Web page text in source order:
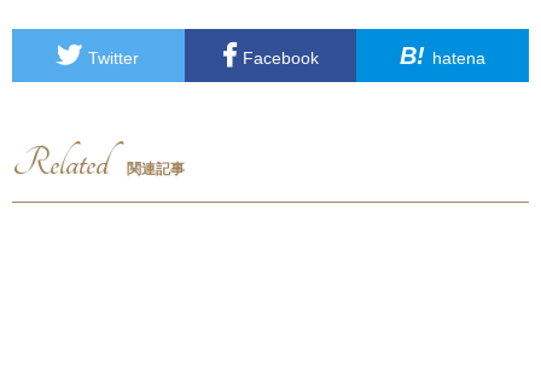
Twitter Facebook B! hatena
Related 関連記事